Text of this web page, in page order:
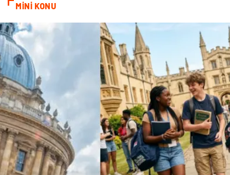
Dernekler ve Birlikler
Kiralama Servisleri Alüminyum
Doğal Enerji Kaynakları İşitme
Hediyelik Eşya Veteriner
Pazarlama Moda
MİNİ KONU